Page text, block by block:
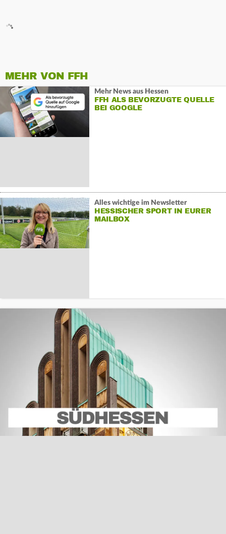
MEHR VON FFH
Mehr News aus Hessen
FFH ALS BEVORZUGTE QUELLE
BEI GOOGLE
Alles wichtige im Newsletter
HESSISCHER SPORT IN EURER
MAILBOX